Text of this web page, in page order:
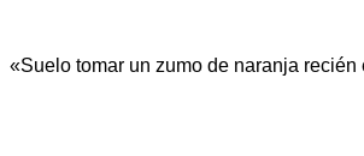
«Suelo tomar un zumo de naranja recién